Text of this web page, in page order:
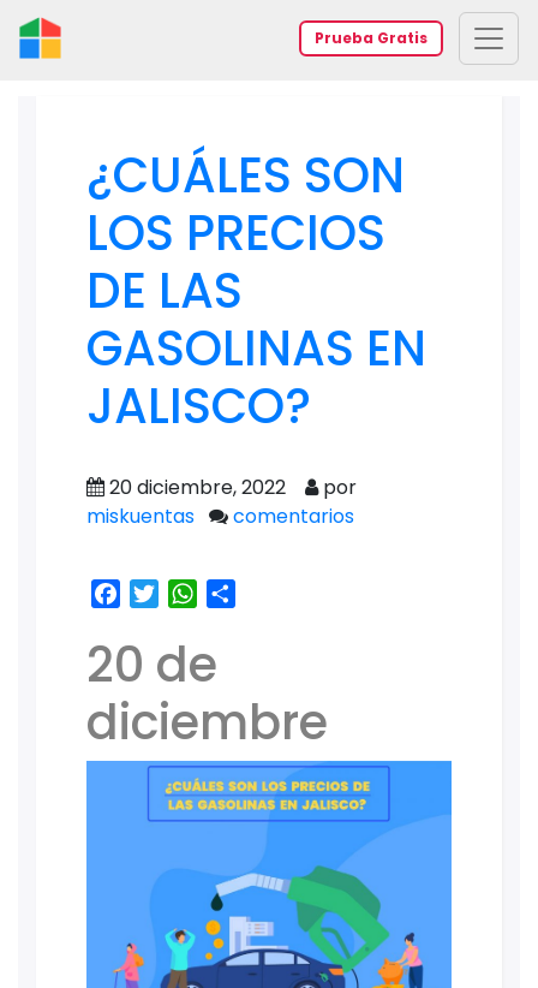
Prueba Gratis
¿CUÁLES SON
LOS PRECIOS
DE LAS
GASOLINAS EN
JALISCO?
20 diciembre, 2022
por
miskuentas
comentarios
Facebook
TwitterWhatsApp
20 de
diciembre